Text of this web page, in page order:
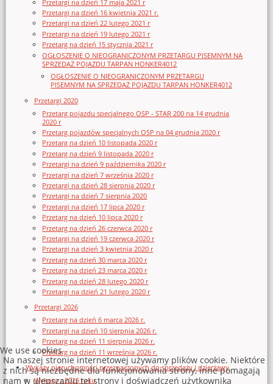
Przetargi na dzień 17 maja 2021 r
Przetargi na dzień 16 kwietnia 2021 r.
Przetargi na dzień 22 lutego 2021 r
Przetargi na dzień 19 lutego 2021 r
Przetarg na dzień 15 stycznia 2021 r
OGŁOSZENIE O NIEOGRANICZONYM PRZETARGU PISEMNYM NA
SPRZEDAŻ POJAZDU TARPAN HONKER4012
OGŁOSZENIE O NIEOGRANICZONYM PRZETARGU
PISEMNYM NA SPRZEDAŻ POJAZDU TARPAN HONKER4012
Przetargi 2020
Przetarg pojazdu specjalnego OSP - STAR 200 na 14 grudnia
2020 r
Przetarg pojazdów specjalnych OSP na 04 grudnia 2020 r
Przetarg na dzień 10 listopada 2020 r
Przetarg na dzień 9 listopada 2020 r
Przetargi na dzień 9 października 2020 r
Przetargi na dzień 7 września 2020 r
Przetargi na dzień 28 sierpnia 2020 r
Przetargi na dzień 7 sierpnia 2020
Przetargi na dzień 17 lipca 2020 r
Przetarg na dzień 10 lipca 2020 r
Przetarg na dzień 26 czerwca 2020 r
Przetargi na dzień 19 czerwca 2020 r
Przetargi na dzień 3 kwietnia 2020 r
Przetarg na dzień 30 marca 2020 r
Przetarg na dzień 23 marca 2020 r
Przetarg na dzień 28 lutego 2020 r
Przetargi na dzień 21 lutego 2020 r
Przetargi 2026
Przetarg na dzień 6 marca 2026 r.
Przetargi na dzień 10 sierpnia 2026 r.
Przetarg na dzień 11 sierpnia 2026 r.
Przetarg na dzień 11 września 2026 r.
Wykazy nieruchomości przeznaczonych do sprzedaży i dzierżawy
Wykazy z 2026 roku
We use cookies
Na naszej stronie internetowej używamy plików cookie. Niektóre
z nich są niezbędne dla funkcjonowania strony, inne pomagają
nam w ulepszaniu tej strony i doświadczeń użytkownika